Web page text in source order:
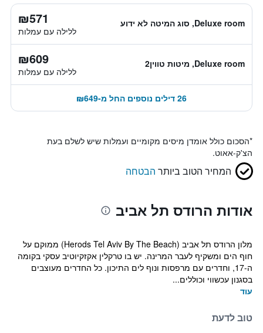
Deluxe room, סוג המיטה לא ידוע ₪571
ללילה עם עמלות
Deluxe room, מיטות טווין2 ₪609
ללילה עם עמלות
26 דילים נוספים החל מ-₪649
*הסכום כולל אומדן מיסים מקומיים ועמלות שיש לשלם בעת
הצ'ק-אאוט.
המחיר הטוב ביותר הבטחה
אודות הרודס תל אביב
מלון הרודס תל אביב (Herods Tel Aviv By The Beach) ממוקם על
חוף הים ומשקיף לעבר המרינה. יש בו טרקלין אקזקיוטיב עסקי בקומה
ה-17, וחדרים עם מרפסות ונוף לים התיכון. כל החדרים מעוצבים
בסגנון עכשווי וכוללים...
עוד
טוב לדעת